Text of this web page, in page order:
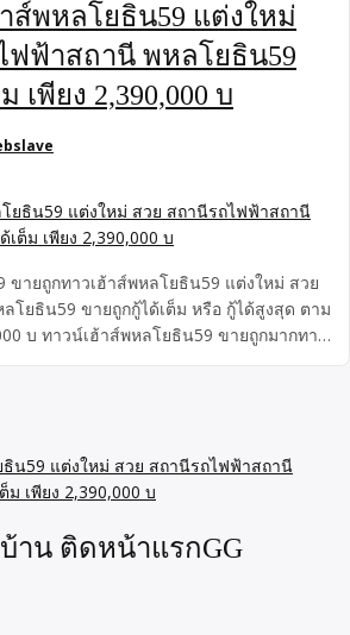
ส์พหลโยธิน59 แต่งใหม่
ฟฟ้าสถานี พหลโยธิน59
เพียง 2,390,000 บ
ขายถูกทาวเฮ้าส์พหลโยธิน59 แต่งใหม่ สวย
โยธิน59 ขายถูกกู้ได้เต็ม หรือ กู้ได้สูงสุด ตาม
บ ทาวน์เฮ้าส์พหลโยธิน59 ขายถูกมากทาว
าน ติดหน้าแรกGG